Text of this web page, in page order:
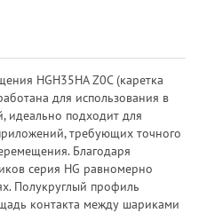
HGH35HA Z0C (каретка
для использования в
идеально подходит для
требующих точного
Благодаря
серия HG равномерно
Полукруглый профиль
контакта между шариками